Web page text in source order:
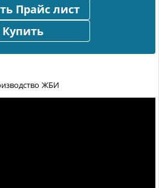
Прайс лист
Купить
ЖБИ